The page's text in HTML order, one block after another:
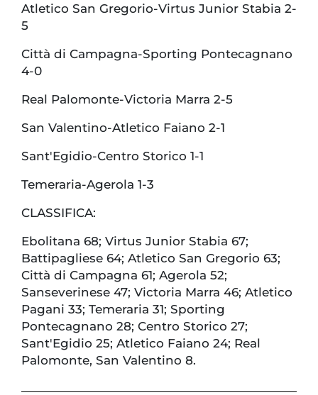
Atletico San Gregorio-Virtus Junior Stabia 2-
5
Città di Campagna-Sporting Pontecagnano
4-0
Real Palomonte-Victoria Marra 2-5
San Valentino-Atletico Faiano 2-1
Sant'Egidio-Centro Storico 1-1
Temeraria-Agerola 1-3
CLASSIFICA:
Ebolitana 68; Virtus Junior Stabia 67;
Battipagliese 64; Atletico San Gregorio 63;
Città di Campagna 61; Agerola 52;
Sanseverinese 47; Victoria Marra 46; Atletico
Pagani 33; Temeraria 31; Sporting
Pontecagnano 28; Centro Storico 27;
Sant'Egidio 25; Atletico Faiano 24; Real
Palomonte, San Valentino 8.